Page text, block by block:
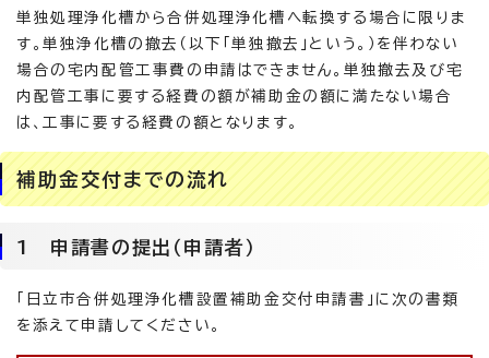
単独処理浄化槽から合併処理浄化槽へ転換する場合に限りま
す。単独浄化槽の撤去（以下「単独撤去」という。）を伴わない
場合の宅内配管工事費の申請はできません。単独撤去及び宅
内配管工事に要する経費の額が補助金の額に満たない場合
は、工事に要する経費の額となります。
補助金交付までの流れ
1 申請書の提出（申請者）
「日立市合併処理浄化槽設置補助金交付申請書」に次の書類
を添えて申請してください。